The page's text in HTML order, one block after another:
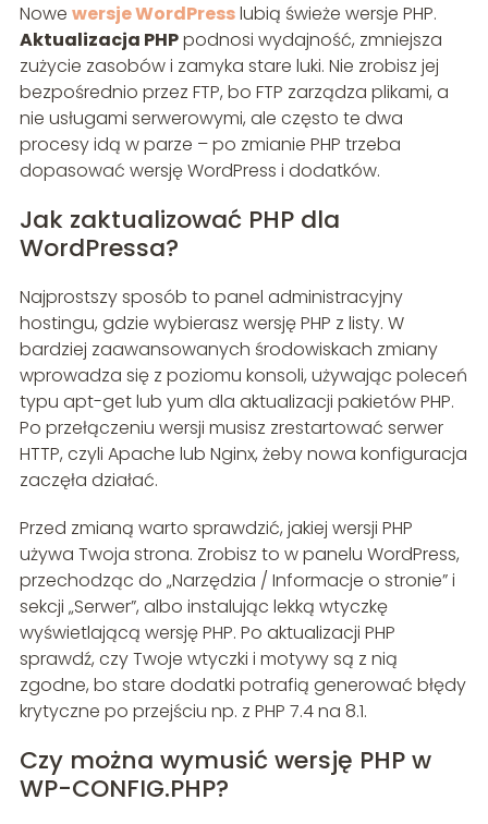
Nowe wersje WordPresslubią świeże wersje PHP.
Aktualizacja PHPpodnosi wydajność, zmniejsza
zużycie zasobów i zamyka stare luki. Nie zrobisz jej
bezpośrednio przez FTP, bo FTP zarządza plikami, a
nie usługami serwerowymi, ale często te dwa
procesy idą w parze – po zmianie PHP trzeba
dopasować wersję WordPress i dodatków.
Jak zaktualizować PHP dla
WordPressa?
Najprostszy sposób to panel administracyjny
hostingu, gdzie wybierasz wersję PHP z listy. W
bardziej zaawansowanych środowiskach zmiany
wprowadza się z poziomu konsoli, używając poleceń
typu apt-get lub yum dla aktualizacji pakietów PHP.
Po przełączeniu wersji musisz zrestartować serwer
HTTP, czyli Apache lub Nginx, żeby nowa konfiguracja
zaczęła działać.
Przed zmianą warto sprawdzić, jakiej wersji PHP
używa Twoja strona. Zrobisz to w panelu WordPress,
przechodząc do „Narzędzia / Informacje o stronie” i
sekcji „Serwer”, albo instalując lekką wtyczkę
wyświetlającą wersję PHP. Po aktualizacji PHP
sprawdź, czy Twoje wtyczki i motywy są z nią
zgodne, bo stare dodatki potrafią generować błędy
krytyczne po przejściu np. z PHP 7.4 na 8.1.
Czy można wymusić wersję PHP w
WP-CONFIG.PHP?